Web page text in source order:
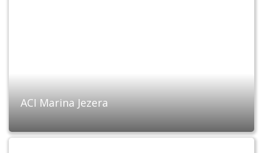
ACI Marina Jezera